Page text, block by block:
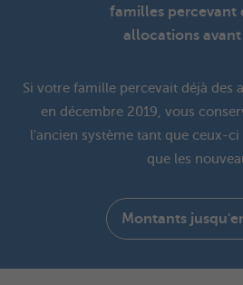
familles percevant
allocations avant
Si votre famille percevait déjà des
en décembre 2019, vous
l'ancien système tant que ceux-
que les
Montants